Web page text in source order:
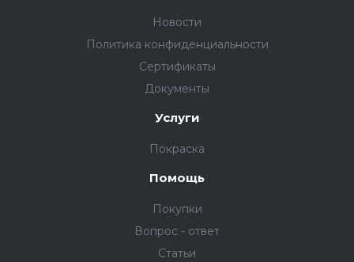
Новости
Политика конфиденциальности
Сертификаты
Документы
Услуги
Покраска
Помощь
Покупки
Вопрос - ответ
Статьи